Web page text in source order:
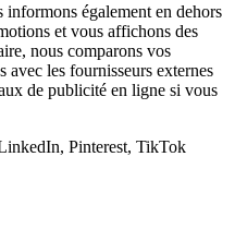
également en dehors
et vous affichons des
nous comparons vos
avec les fournisseurs externes
de publicité en ligne si vous
Pinterest, TikTok